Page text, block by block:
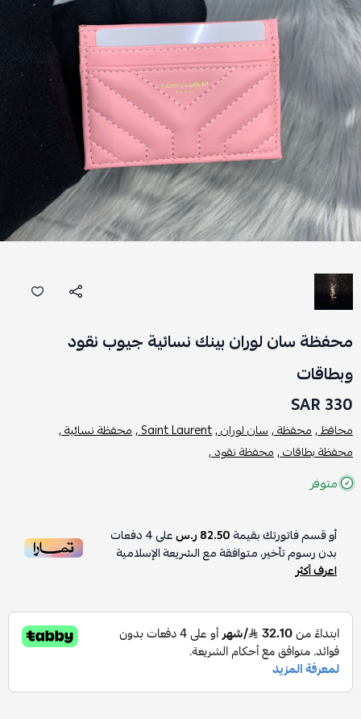
محفظة سان لوران بينك نسائية جيوب نقود
وبطاقات
330 SAR
محافظ ,محفظة ,سان لوران ,Saint Laurent , محفظة نسائية ,
محفظة بطاقات ,محفظة نقود ,
متوفر
أو قسم فاتورتك بقيمة82.50 ر.س على4دفعات
بدون رسوم تأخير، متوافقة مع الشريعة الإسلامية
اعرف أكثر